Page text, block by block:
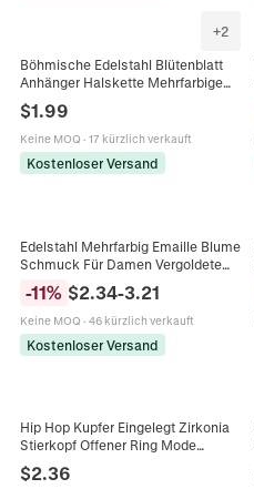
+2
Böhmische Edelstahl Blütenblatt
Anhänger Halskette Mehrfarbige
Emaille Perlen Gänseblümchen
Blumenschmuck Verstellbare Kette
$1.99
Keine MOQ · 17 kürzlich verkauft
Kostenloser Versand
Edelstahl Mehrfarbig Emaille Blume
Schmuck Für Damen Vergoldete
Fußkettchen Mode Böhmischer
Schmuck
-11% $2.34-3.21
Keine MOQ · 46 kürzlich verkauft
Kostenloser Versand
Hip Hop Kupfer Eingelegt Zirkonia
Stierkopf Offener Ring Mode
Böhmisch Verstellbar Gold Tier
Ring Für Damen
$2.36